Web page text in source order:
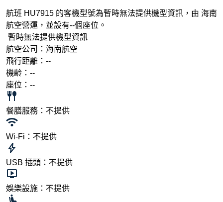
航班 HU7915 的客機型號為暫時無法提供機型資訊，由 海南
航空營運，並設有--個座位。
暫時無法提供機型資訊
航空公司：海南航空
飛行距離：--
機齡：--
座位：--
餐膳服務：不提供
Wi-Fi：不提供
USB 插頭：不提供
娛樂設施：不提供